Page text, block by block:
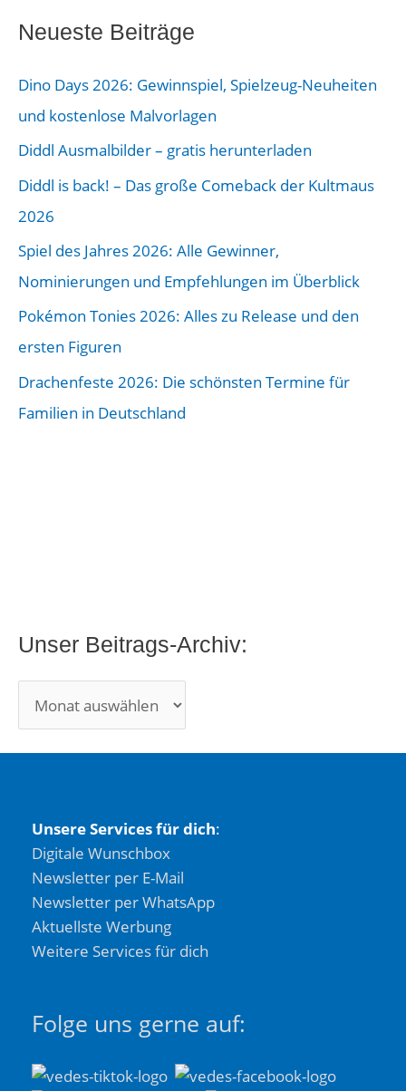
Neueste Beiträge
Dino Days 2026: Gewinnspiel, Spielzeug-Neuheiten
und kostenlose Malvorlagen
Diddl Ausmalbilder – gratis herunterladen
Diddl is back! – Das große Comeback der Kultmaus
2026
Spiel des Jahres 2026: Alle Gewinner,
Nominierungen und Empfehlungen im Überblick
Pokémon Tonies 2026: Alles zu Release und den
ersten Figuren
Drachenfeste 2026: Die schönsten Termine für
Familien in Deutschland
Unser Beitrags-Archiv:
e
B
e
i
t
r
a
g
s
-
Unsere Services für dich:
Digitale Wunschbox
Newsletter per E-Mail
Newsletter per WhatsApp
Aktuellste Werbung
Weitere Services für dich
Folge uns gerne auf: